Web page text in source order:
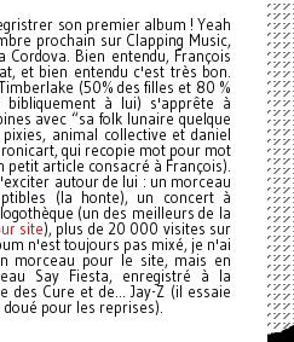
son premier album ! Yeah
prochain sur Clapping Music,
Cordova. Bien entendu, François
et bien entendu c'est très bon.
(50% des filles et 80 %
à lui) s'apprête à
avec “sa folk lunaire quelque
animal collective et daniel
qui recopie mot pour mot
petit article consacré à François).
autour de lui : un morceau
(la honte), un concert à
(un des meilleurs de la
site), plus de 20 000 visites sur
n'est toujours pas mixé, je n'ai
morceau pour le site, mais en
Say Fiesta, enregistré à la
des Cure et de... Jay-Z (il essaie
pour les reprises).